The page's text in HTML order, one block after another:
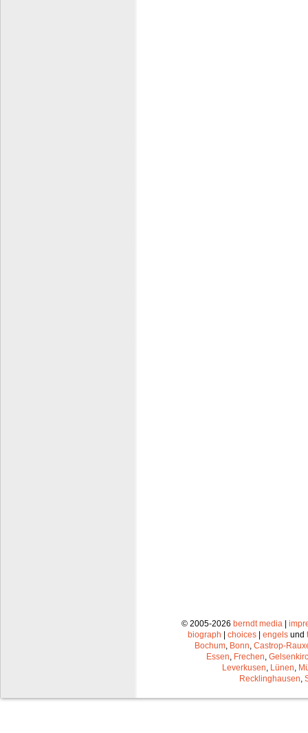
© 2005-2026 berndt media|
biograph
choices engels und
Bochum, Bonn, Castrop-
Essen, Frechen,
Leverkusen, Lünen,
Recklinghausen,